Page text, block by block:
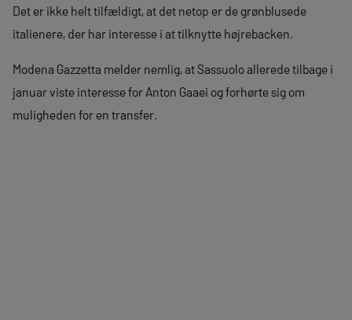
Det er ikke helt tilfældigt, at det netop er de grønblusede
italienere, der har interesse i at tilknytte højrebacken.
Modena Gazzetta melder nemlig, at Sassuolo allerede tilbage i
januar viste interesse for Anton Gaaei og forhørte sig om
muligheden for en transfer.